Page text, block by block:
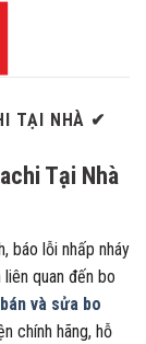
TẠI NHÀ ✔
Tại Nhà
báo lỗi nhấp nháy
quan đến bo
và sửa bo
chính hãng, hỗ